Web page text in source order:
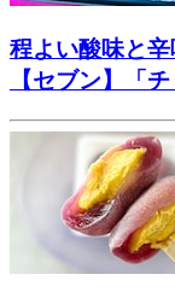
程よい酸味と
【セブン】「